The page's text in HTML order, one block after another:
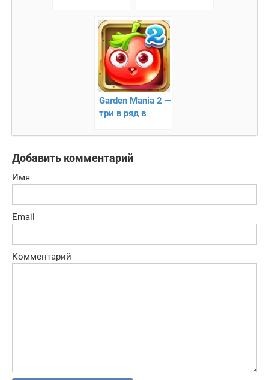
Garden Mania 2 —
три в ряд в
садовой
Добавить комментарий
Имя
Email
Комментарий